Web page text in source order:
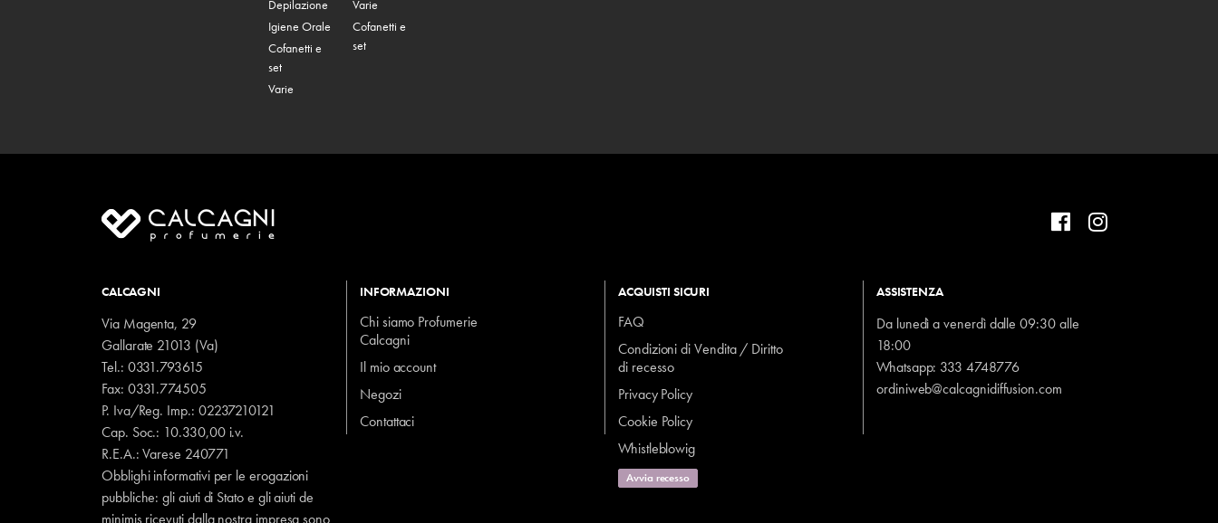
Depilazione
Igiene Orale
Cofanetti e
set
Varie
Varie
Cofanetti e
set
CALCAGNI
Via Magenta, 29
Gallarate 21013 (Va)
Tel.: 0331.793615
Fax: 0331.774505
P. Iva/Reg. Imp.: 02237210121
Cap. Soc.: 10.330,00 i.v.
R.E.A.: Varese 240771
Obblighi informativi per le erogazioni
pubbliche: gli aiuti di Stato e gli aiuti de
INFORMAZIONI
Chi siamo Profumerie
Calcagni
Il mio account
Negozi
Contattaci
ACQUISTI SICURI
FAQ
Condizioni di Vendita / Diritto
di recesso
Privacy Policy
Cookie Policy
Whistleblowig
Avvia recesso
ASSISTENZA
Da lunedì a venerdì dalle 09:30 alle
18:00
Whatsapp: 333 4748776
ordiniweb@calcagnidiffusion.com